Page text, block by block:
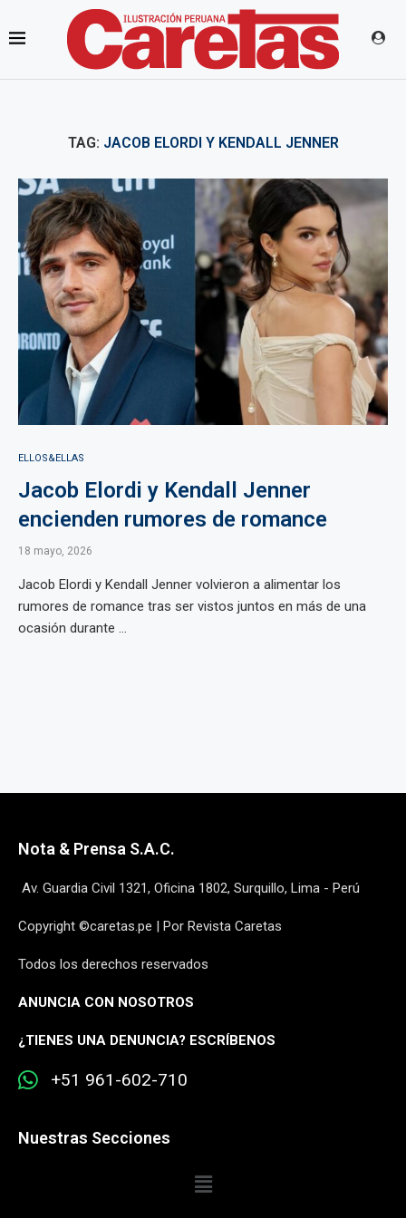
TAG: JACOB ELORDI Y KENDALL JENNER
ELLOS&ELLAS
Jacob Elordi y Kendall Jenner
encienden rumores de romance
18 mayo, 2026
Jacob Elordi y Kendall Jenner volvieron a alimentar los
rumores de romance tras ser vistos juntos en más de una
ocasión durante ...
Nota & Prensa S.A.C.
Av. Guardia Civil 1321, Oficina 1802, Surquillo, Lima - Perú
Copyright ©caretas.pe | Por Revista Caretas
Todos los derechos reservados
ANUNCIA CON NOSOTROS
¿TIENES UNA DENUNCIA? ESCRÍBENOS
+51 961-602-710
Nuestras Secciones